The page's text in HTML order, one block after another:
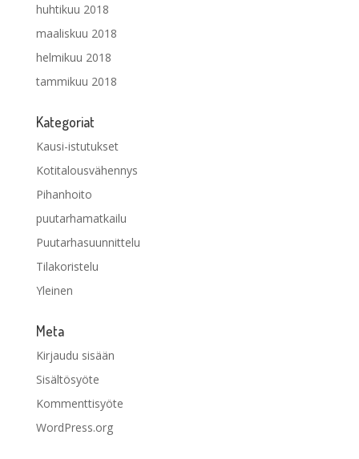
huhtikuu 2018
maaliskuu 2018
helmikuu 2018
tammikuu 2018
Kategoriat
Kausi-istutukset
Kotitalousvähennys
Pihanhoito
puutarhamatkailu
Puutarhasuunnittelu
Tilakoristelu
Yleinen
Meta
Kirjaudu sisään
Sisältösyöte
Kommenttisyöte
WordPress.org